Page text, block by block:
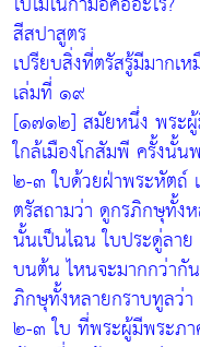
สีสปาสูตร
เปรียบสิ่งที่ตรัสรู้มีมากเ
เล่มที่ ๑๙
[๑๗๑๒] สมัยหนึ่ง พระ
ใกล้เมืองโกสัมพี ครั้งนั้
๒-๓ ใบด้วยฝ่าพระหัตถ์
ตรัสถามว่า ดูกรภิกษุทั้ง
นั้นเป็นไฉน ใบประดู่ลา
บนต้น ไหนจะมากกว่ากั
ภิกษุทั้งหลายกราบทูลว่
๒-๓ ใบ ที่พระผู้มีพระภ